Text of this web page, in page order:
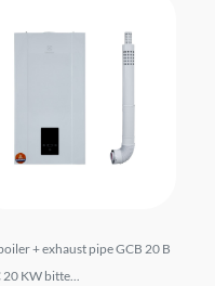
+ exhaust pipe GCB 20 B
20 KW bitte...